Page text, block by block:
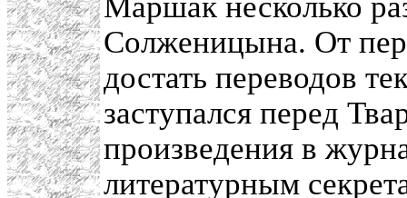
Солженицына. От
достать переводов
заступался перед
произведения в
литературным